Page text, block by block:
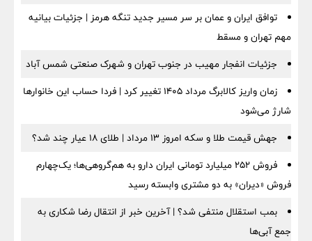
توافق ایران و عمان بر سر مسیر جدید تنگه هرمز | جزئیات بیانیه
مهم تهران و مسقط
جزئیات انفجار مهیب در جنوب تهران و شهرک صنعتی شمس آباد
زمان واریز کالابرگ مرداد ۱۴۰۵ تغییر کرد | فردا حساب این خانوارها
شارژ می‌شود
جهش قیمت طلا و سکه امروز ۱۳ مرداد | طلای ۱۸ عیار چند شد؟
فروش ۲۵۲ میلیارد تومانی ایران دارو به هم‌گروهی‌ها؛ یک‌چهارم
فروش «دیران» به دو مشتری وابسته رسید
بمب استقلال منتفی شد؟ | آخرین خبر از انتقال رضا شکاری به
جمع آبی‌ها